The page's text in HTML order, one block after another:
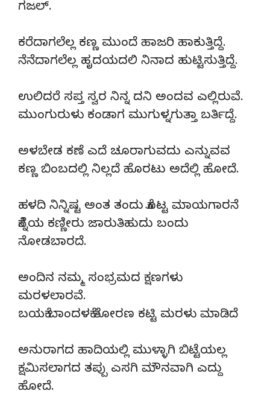
ಗಜಲ್.
ಕರೆದಾಗಲೆಲ್ಲ ಕಣ್ಣ ಮುಂದೆ ಹಾಜರಿ ಹಾಕುತ್ತಿದ್ದೆ.
ನೆನೆದಾಗಲೆಲ್ಲ ಹೃದಯದಲಿ ನಿನಾದ ಹುಟ್ಟಿಸುತ್ತಿದ್ದೆ.
ಉಲಿದರೆ ಸಪ್ತ ಸ್ವರ ನಿನ್ನ ದನಿ ಅಂದವ ಎಲ್ಲಿರುವೆ.
ಮುಂಗುರುಳು ಕಂಡಾಗ ಮುಗುಳ್ನಗುತ್ತಾ ಬರ್ತಿದ್ದೆ.
ಅಳಬೇಡ ಕಣೆ ಎದೆ ಚೂರಾಗುವದು ಎನ್ನುವವ
ಕಣ್ಣ ಬಿಂಬದಲ್ಲಿ ನಿಲ್ಲದೆ ಹೊರಟು ಅದೆಲ್ಲಿ ಹೋದೆ.
ಹಳದಿ ನಿನ್ನಿಷ್ಟ ಅಂತ ತಂದು ಕೊಟ್ಟ ಮಾಯಗಾರನೆ
ಕೆನ್ನೆಯ ಕಣ್ಣೀರು ಜಾರುತಿಹುದು ಬಂದು
ನೋಡಬಾರದೆ.
ಅಂದಿನ‌ ನಮ್ಮ ಸಂಭ್ರಮದ ಕ್ಷಣಗಳು
ಮರಳಲಾರವೆ.
ಬಯಕೆ ಬಾಂದಳಕೆ ತೋರಣ ಕಟ್ಟಿ ಮರಳು ಮಾಡಿದೆ
ಅನುರಾಗದ ಹಾದಿಯಲ್ಲಿ ಮುಳ್ಳಾಗಿ ಬಿಟ್ಟೆಯಲ್ಲ
ಕ್ಷಮಿಸಲಾಗದ ತಪ್ಪು ಎಸಗಿ ಮೌನವಾಗಿ ಎದ್ದು
ಹೋದೆ.